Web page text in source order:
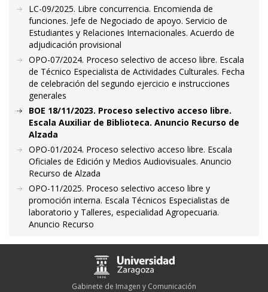
LC-09/2025. Libre concurrencia. Encomienda de
funciones. Jefe de Negociado de apoyo. Servicio de
Estudiantes y Relaciones Internacionales. Acuerdo de
adjudicación provisional
OPO-07/2024. Proceso selectivo de acceso libre. Escala
de Técnico Especialista de Actividades Culturales. Fecha
de celebración del segundo ejercicio e instrucciones
generales
BOE 18/11/2023. Proceso selectivo acceso libre.
Escala Auxiliar de Biblioteca. Anuncio Recurso de
Alzada
OPO-01/2024. Proceso selectivo acceso libre. Escala
Oficiales de Edición y Medios Audiovisuales. Anuncio
Recurso de Alzada
OPO-11/2025. Proceso selectivo acceso libre y
promoción interna. Escala Técnicos Especialistas de
laboratorio y Talleres, especialidad Agropecuaria.
Anuncio Recurso
Gabinete de Imagen y Comunicación